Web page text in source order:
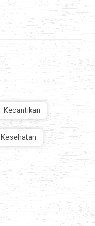
Kecantikan
Kesehatan